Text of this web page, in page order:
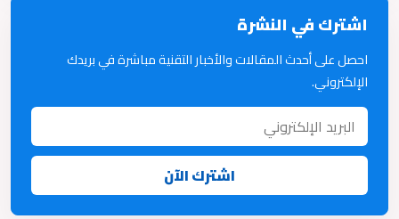
اشترك في النشرة
احصل على أحدث المقالات والأخبار التقنية مباشرة في بريدك
الإلكتروني.
اشترك الآن